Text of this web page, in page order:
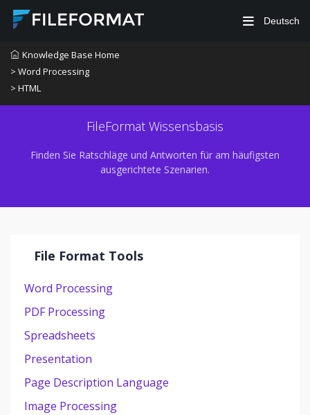
Deutsch
Knowledge Base Home
> Word Processing
> HTML
FileFormat Wissensbasis
Finden Sie Ratschläge und Antworten für am häufigsten
ausgerichtete Szenarien.
File Format Tools
Word Processing
PDF Processing
Spreadsheets
Presentation
Page Description Language
Image Processing